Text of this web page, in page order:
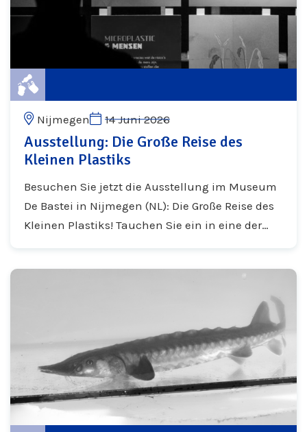
Nijmegen 14 Juni 2026
Ausstellung: Die Große Reise des
Kleinen Plastiks
Besuchen Sie jetzt die Ausstellung im Museum
De Bastei in Nijmegen (NL): Die Große Reise des
Kleinen Plastiks! Tauchen Sie ein in eine der